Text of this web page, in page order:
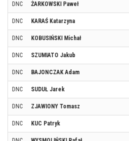
DNC ŻARKOWSKI Paweł
DNC KARAŚ Katarzyna
DNC KOBUSIŃSKI Michał
DNC SZUMIATO Jakub
DNC BAJONCZAK Adam
DNC SUDUŁ Jarek
DNC ZJAWIONY Tomasz
DNC KUC Patryk